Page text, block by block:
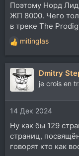
Поэтому Норд
ЖП 8000. Чего
в треке The
Р
е
а
к
и
и
:
mitinglas
Dmitry
je crois en
14 Дек 2024
Ну как бы 129
страниц,
говорят кто как